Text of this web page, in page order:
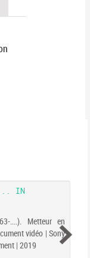
IN
....). Metteur en
vidéo | Sony
| 2019